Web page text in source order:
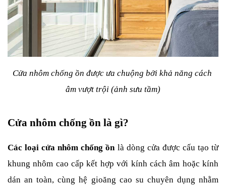
Cửa nhôm chống ồn được ưa chuộng bởi khả năng cách
âm vượt trội (ảnh sưu tầm)
Cửa nhôm chống ồn là gì?
Các loại cửa nhôm chống ồn là dòng cửa được cấu tạo từ
khung nhôm cao cấp kết hợp với kính cách âm hoặc kính
dán an toàn, cùng hệ gioăng cao su chuyên dụng nhằm